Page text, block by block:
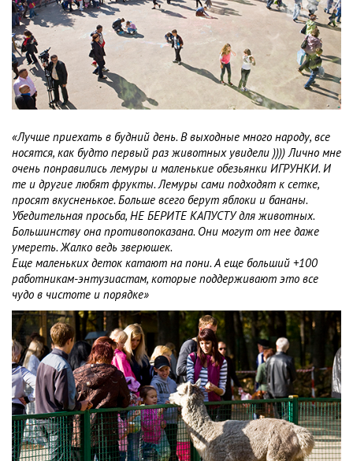
«Лучше приехать в будний день. В выходные много народу, все
носятся, как будто первый раз животных увидели )))) Лично мне
очень понравились лемуры и маленькие обезьянки ИГРУНКИ. И
те и другие любят фрукты. Лемуры сами подходят к сетке,
просят вкусненькое. Больше всего берут яблоки и бананы.
Убедительная просьба, НЕ БЕРИТЕ КАПУСТУ для животных.
Большинству она противопоказана. Они могут от нее даже
умереть. Жалко ведь зверюшек.
Еще маленьких деток катают на пони. А еще больший +100
работникам-энтузиастам, которые поддерживают это все
чудо в чистоте и порядке»